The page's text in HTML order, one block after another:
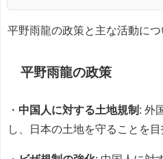
平野雨龍の政策と主な活動につ
平野雨龍の政策
・ 中国人に対する土地規制 : 外
し、日本の土地を守ることを目